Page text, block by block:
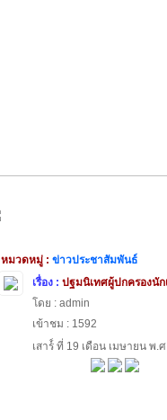
หมวดหมู่ : ข่าวประชาสัมพันธ์
เรื่อง : ปฐมนิเทศผู้ปกครองนัก
โดย : admin
เข้าชม : 1592
เสาร์์ ที่ 19 เดือน เมษายน พ.